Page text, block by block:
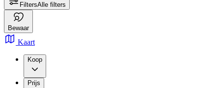
FiltersAlle filters
Bewaar
Kaart
Koop
Prijs